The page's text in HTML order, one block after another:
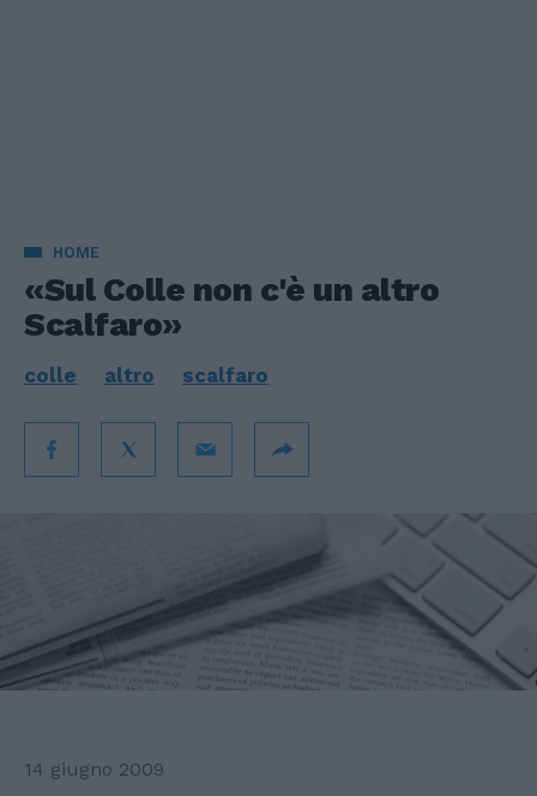
HOME
«Sul Colle non c'è un altro
Scalfaro»
colle altro scalfaro
14 giugno 2009